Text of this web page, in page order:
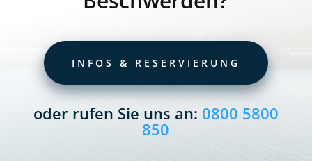
INFOS & RESERVIERUNG
oder rufen Sie uns an: 0800 5800
850